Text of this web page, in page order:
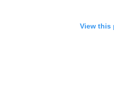
View this